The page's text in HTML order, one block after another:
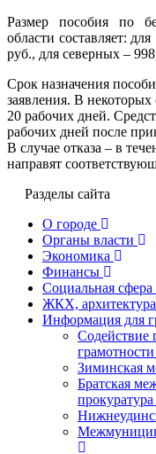
Размер пособия по
области составляет:
руб., для северных –
Срок назначения
заявления. В
20 рабочих дней.
рабочих дней после
В случае отказа – в
направят
Разделы сайта
О городе
Органы власти
Экономика
Финансы
Социальная сфера
ЖКХ, архитектура
Информация для
Зиминская
Братская
прокуратура